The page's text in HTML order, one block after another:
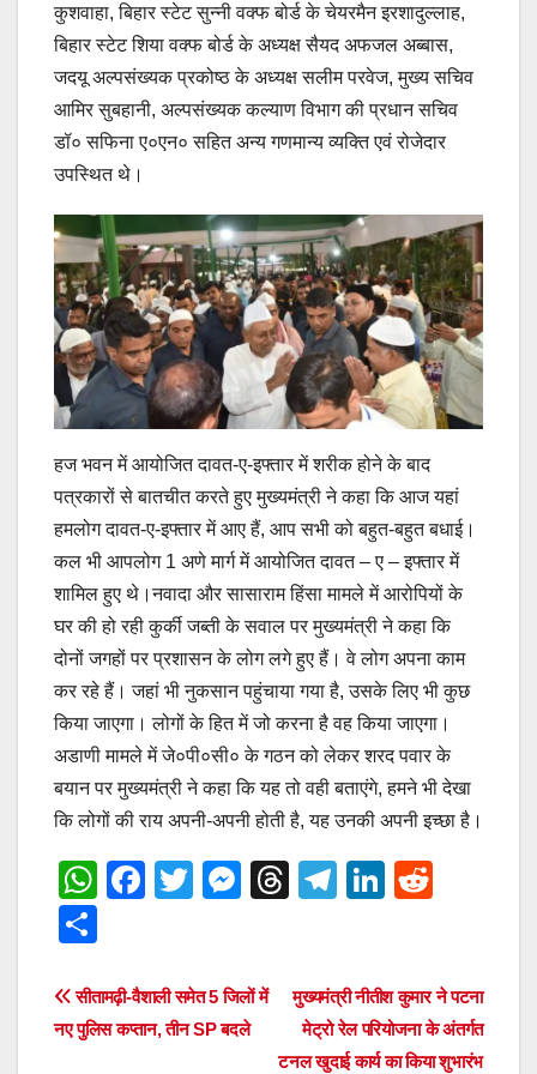
कुशवाहा, बिहार स्टेट सुन्नी वक्फ बोर्ड के चेयरमैन इरशादुल्लाह,
बिहार स्टेट शिया वक्फ बोर्ड के अध्यक्ष सैयद अफजल अब्बास,
जदयू अल्पसंख्यक प्रकोष्ठ के अध्यक्ष सलीम परवेज, मुख्य सचिव
आमिर सुबहानी, अल्पसंख्यक कल्याण विभाग की प्रधान सचिव
डॉ० सफिना ए०एन० सहित अन्य गणमान्य व्यक्ति एवं रोजेदार
उपस्थित थे।
हज भवन में आयोजित दावत-ए-इफ्तार में शरीक होने के बाद
पत्रकारों से बातचीत करते हुए मुख्यमंत्री ने कहा कि आज यहां
हमलोग दावत-ए-इफ्तार में आए हैं, आप सभी को बहुत-बहुत बधाई।
कल भी आपलोग 1 अणे मार्ग में आयोजित दावत – ए – इफ्तार में
शामिल हुए थे।नवादा और सासाराम हिंसा मामले में आरोपियों के
घर की हो रही कुर्की जब्ती के सवाल पर मुख्यमंत्री ने कहा कि
दोनों जगहों पर प्रशासन के लोग लगे हुए हैं। वे लोग अपना काम
कर रहे हैं। जहां भी नुकसान पहुंचाया गया है, उसके लिए भी कुछ
किया जाएगा। लोगों के हित में जो करना है वह किया जाएगा।
अडाणी मामले में जे०पी०सी० के गठन को लेकर शरद पवार के
बयान पर मुख्यमंत्री ने कहा कि यह तो वही बताएंगे, हमने भी देखा
कि लोगों की राय अपनी-अपनी होती है, यह उनकी अपनी इच्छा है।
W
s
A
F
e
b
T
er
M
e
n
T
a
d
T
gr
a
Li
e
dI
di
t
ar
e
Post
navigation
मुख्यमंत्री नीतीश कुमार ने पटना
मेट्रो रेल परियोजना के अंतर्गत
टनल खुदाई कार्य का किया शुभारंभ
सीतामढ़ी-वैशाली समेत 5 जिलों में
नए पुलिस कप्तान, तीन SP बदले